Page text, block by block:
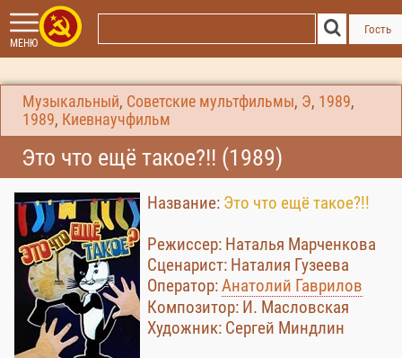
МЕНЮ
Гость
Музыкальный, Советские мультфильмы, Э, 1989,
1989, Киевнаучфильм
Это что ещё такое?!! (1989)
Название: Это что ещё такое?!!
Режиссер: Наталья Марченкова
Сценарист: Наталия Гузеева
Оператор:Анатолий Гаврилов
Композитор: И. Масловская
Художник: Сергей Миндлин